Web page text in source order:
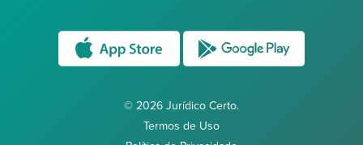
© 2026 Jurídico Certo.
Termos de Uso